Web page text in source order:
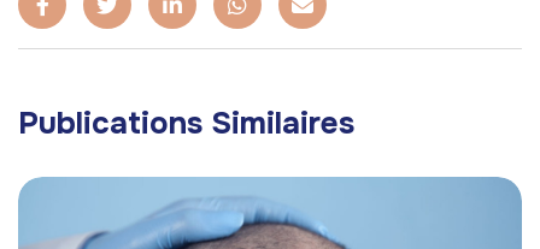
Publications Similaires